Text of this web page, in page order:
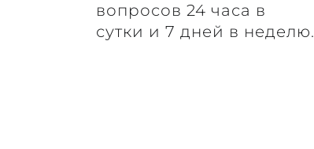
вопросов 24 часа в
сутки и 7 дней в неделю.